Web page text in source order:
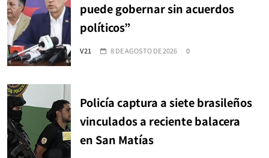
puede gobernar sin acuerdos
políticos”
V21 8 DE AGOSTO DE 2026 0
Policía captura a siete brasileños
vinculados a reciente balacera
en San Matías